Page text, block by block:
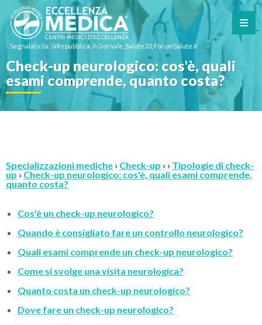
Segnalato da: laRepubblica, IlGiornale, Salute33, ForumSalute.it
Check-up neurologico: cos'è, quali
esami comprende, quanto costa?
Specializzazioni mediche › Check-up › › Tipologie di check-
up › Check-up neurologico: cos'è, quali esami comprende,
quanto costa?
Cos'è un check-up neurologico?
Quando è consigliato fare un controllo neurologico?
Quali esami comprende un check-up neurologico?
Come si svolge una visita neurologica?
Quanto costa un check-up neurologico?
Dove fare un check-up neurologico?